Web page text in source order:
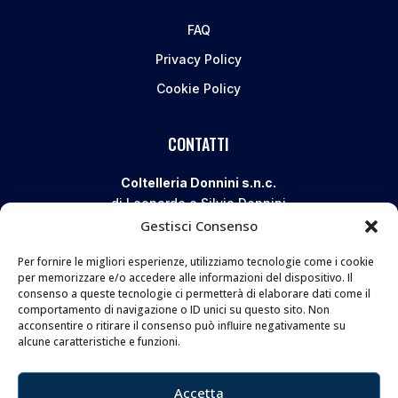
Gestisci Consenso
Per fornire le migliori esperienze, utilizziamo tecnologie come i cookie
per memorizzare e/o accedere alle informazioni del dispositivo. Il
consenso a queste tecnologie ci permetterà di elaborare dati come il
comportamento di navigazione o ID unici su questo sito. Non
acconsentire o ritirare il consenso può influire negativamente su
alcune caratteristiche e funzioni.
Accetta
FAQ
Privacy Policy
Cookie Policy
CONTATTI
Coltelleria Donnini s.n.c.
di Leonardo e Silvia Donnini
Via Giovanni Lanza, 70 – 50136 FIRENZE
Telefono e WhatsApp:055 661 438
Email: info@donninicoltelleria.it
FOLLOW